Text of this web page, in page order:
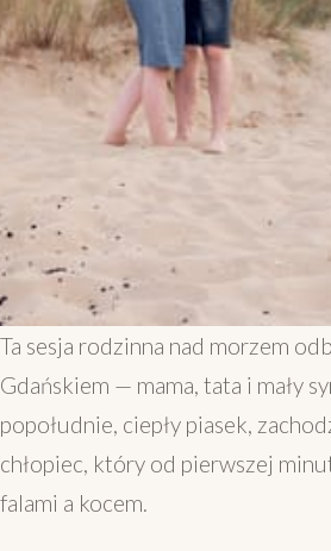
Ta sesja rodzinna nad morzem
Gdańskiem — mama, tata i mały
popołudnie, ciepły piasek,
chłopiec, który od pierwszej
falami a kocem.